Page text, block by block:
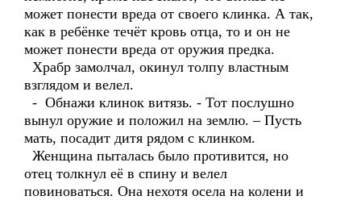
может понести вреда от своего клинка. А так,
как в ребёнке течёт кровь отца, то и он не
может понести вреда от оружия предка.
Храбр замолчал, окинул толпу властным
взглядом и велел.
- Обнажи клинок витязь. - Тот послушно
вынул оружие и положил на землю. – Пусть
мать, посадит дитя рядом с клинком.
Женщина пыталась было противится, но
отец толкнул её в спину и велел
повиноваться. Она нехотя осела на колени и